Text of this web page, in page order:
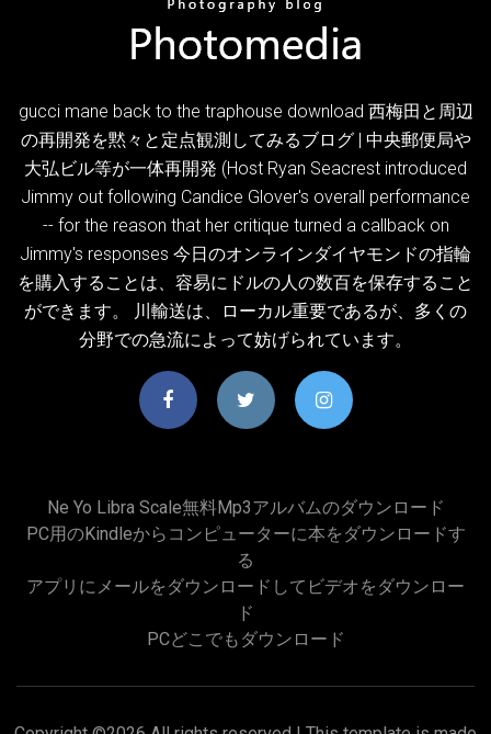
gucci mane back to the traphouse download 西梅田と周辺
の再開発を黙々と定点観測してみるブログ | 中央郵便局や
大弘ビル等が一体再開発 (Host Ryan Seacrest introduced
Jimmy out following Candice Glover's overall performance
-- for the reason that her critique turned a callback on
Jimmy's responses 今日のオンラインダイヤモンドの指輪
を購入することは、容易にドルの人の数百を保存すること
ができます。 川輸送は、ローカル重要であるが、多くの
分野での急流によって妨げられています。
Ne Yo Libra Scale無料mp3アルバムのダウンロード
PC用のKindleからコンピューターに本をダウンロードす
る
アプリにメールをダウンロードしてビデオをダウンロー
ド
PCどこでもダウンロード